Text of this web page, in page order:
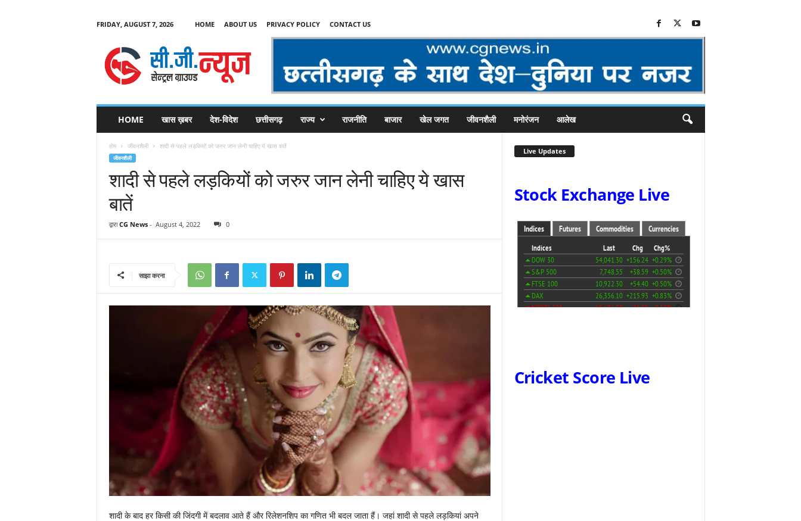
FRIDAY, AUGUST 7, 2026 HOME ABOUT US PRIVACY POLICY CONTACT US
C
HOME खास ख़बर देश-विदेश छत्तीसगढ़ राज्य राजनीति बाजार खेल जगत जीवनशैली मनोरंजन आलेख
होम जीवनशैली शादी से पहले लड़कियों को जरुर जान लेनी चाहिए ये खास बातें
जीवनशैली
शादी से पहले लड़कियों को जरुर जान लेनी चाहिए ये खास
बातें
द्वारा CG News- August 4, 2022 0
साझा करना
शादी के बाद हर किसी की जिंदगी में बदलाव आते हैं और रिलेशनशिप का गणित भी बदल जाता हैं। जहां शादी से पहले लड़कियां अपने
Live Updates
Stock Exchange Live
Cricket Score Live